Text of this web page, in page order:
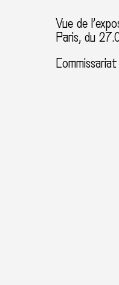
Vue de
Paris, du